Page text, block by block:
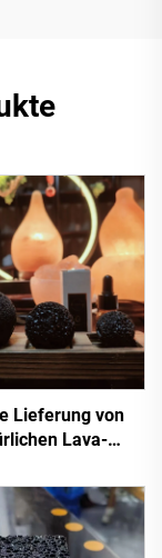
Lieferung von
Lava-
cm, 4 cm, 5 cm,